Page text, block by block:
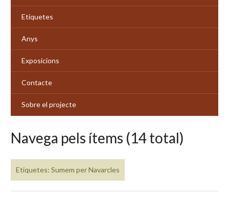
Etiquetes
Anys
Exposicions
Contacte
Sobre el projecte
Navega pels ítems (14 total)
Etiquetes: Sumem per Navarcles